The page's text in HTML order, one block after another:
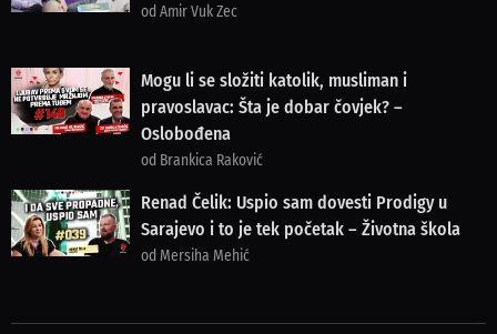
od Amir Vuk Zec
Mogu li se složiti katolik, musliman i
pravoslavac: Šta je dobar čovjek? –
Oslobođena
od Brankica Raković
Renad Čelik: Uspio sam dovesti Prodigy u
Sarajevo i to je tek početak – Životna škola
od Mersiha Mehić